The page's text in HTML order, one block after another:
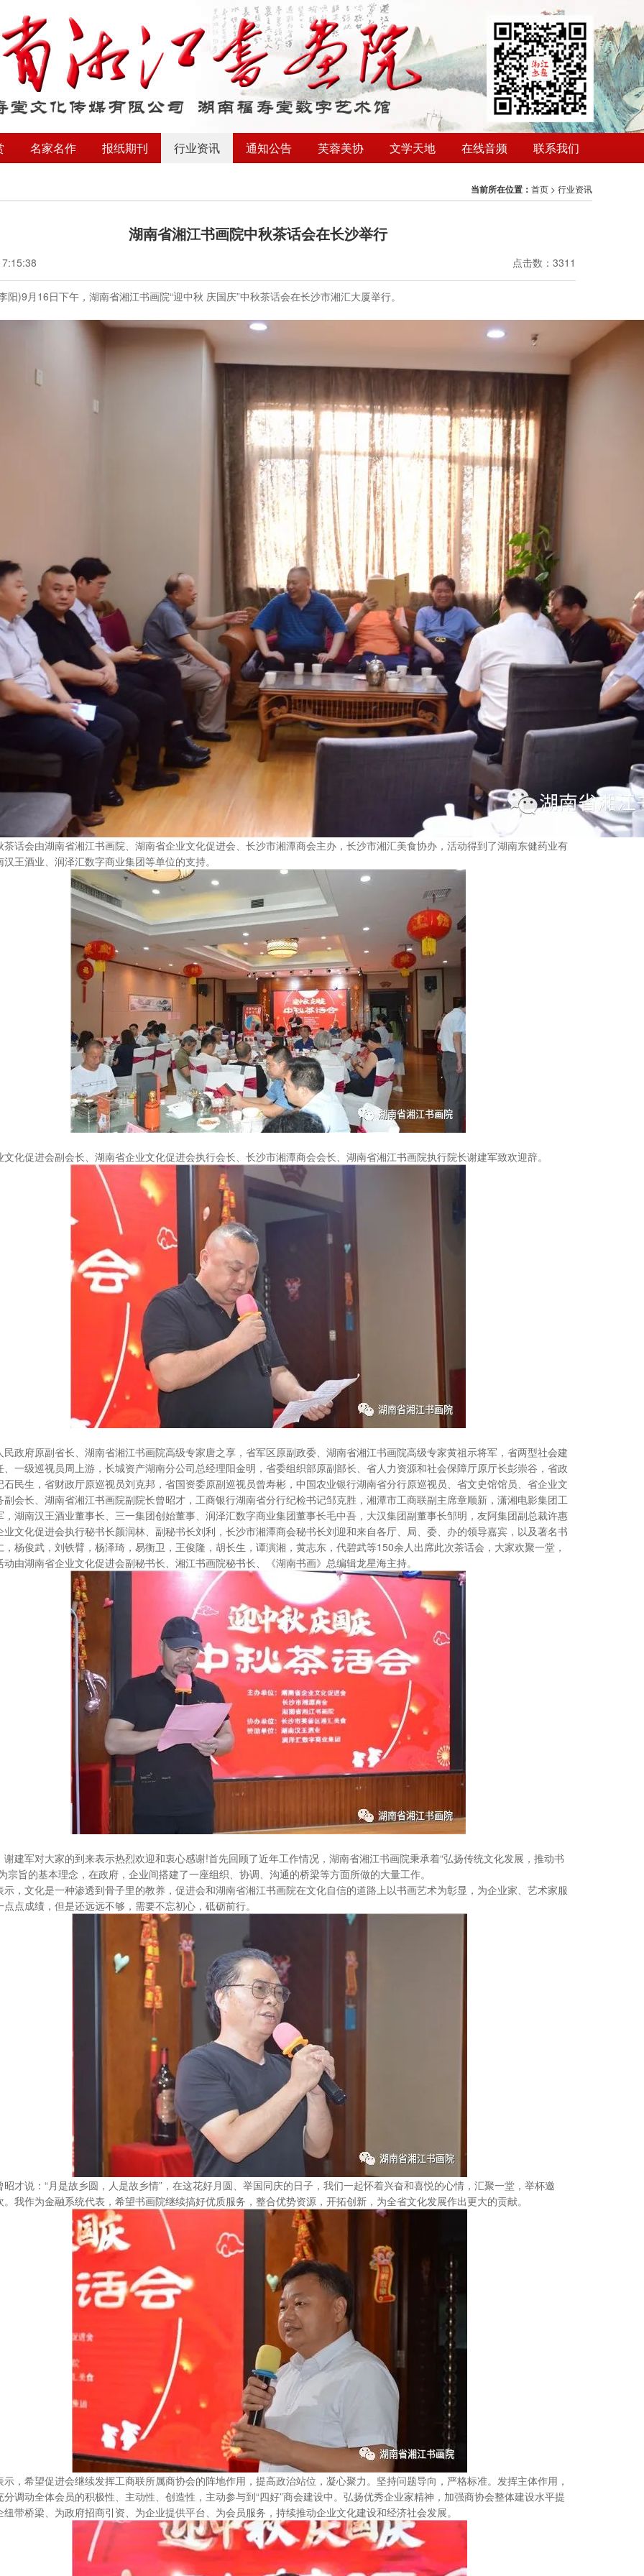
名家名作 报纸期刊 行业资讯 通知公告 芙蓉美协 文学天地 在线音频 联系我们
当前所在位置： 首页 > 行业资讯
湖南省湘江书画院中秋茶话会在长沙举行
点击数：3311
阳)9月 16日下午，湖南省湘江书画院“迎中秋 庆国庆”中秋茶话会在长沙市湘汇大厦举行。
茶话会由湖南省湘江书画院、湖南省企业文化促进会、长沙市湘潭商会主办，长沙市湘汇美食协办，活动得到了湖南东健药业有
王酒业、润泽汇数字商业集团等单位的支持。
文化促进会副会长、湖南省企业文化促进会执行会长、长沙市湘潭商会会长、湖南省湘江书画院执行院长谢建军致欢迎辞。
民政府原副省长、湖南省湘江书画院高级专家唐之享，省军区原副政委、湖南省湘江书画院高级专家黄祖示将军，省两型社会建
、一级巡视员周上游，长城资产湖南分公司总经理阳金明，省委组织部原副部长、省人力资源和社会保障厅原厅长彭崇谷，省政
石民生，省财政厅原巡视员刘克邦，省国资委原副巡视员曾寿彬，中国农业银行湖南省分行原巡视员、省文史馆馆员、省企业文
副会长、湖南省湘江书画院副院长曾昭才，工商银行湖南省分行纪检书记邹克胜，湘潭市工商联副主席章顺新，潇湘电影集团工
，湖南汉王酒业董事长、三一集团创始董事、润泽汇数字商业集团董事长毛中吾，大汉集团副董事长邹明，友阿集团副总裁许惠
业文化促进会执行秘书长颜润林、副秘书长刘利，长沙市湘潭商会秘书长刘迎和来自各厅、局、委、办的领导嘉宾，以及著名书
，杨俊武，刘铁臂，杨泽琦，易衡卫，王俊隆，胡长生，谭演湘，黄志东，代碧武等150余人出席此次茶话会，大家欢聚一堂，
由湖南省企业文化促进会副秘书长、湘江书画院秘书长、《湖南书画》总编辑龙星海主持。
谢建军对大家的到来表示热烈欢迎和衷心感谢!首先回顾了近年工作情况，湖南省湘江书画院秉承着“弘扬传统文化发展，推动书
宗旨的基本理念，在政府，企业间搭建了一座组织、协调、沟通的桥梁等方面所做的大量工作。
示，文化是一种渗透到骨子里的教养，促进会和湖南省湘江书画院在文化自信的道路上以书画艺术为彰显，为企业家、艺术家服
点成绩，但是还远远不够，需要不忘初心，砥砺前行。
昭才说：“月是故乡圆，人是故乡情”，在这花好月圆、举国同庆的日子，我们一起怀着兴奋和喜悦的心情，汇聚一堂，举杯邀
。我作为金融系统代表，希望书画院继续搞好优质服务，整合优势资源，开拓创新，为全省文化发展作出更大的贡献。
示，希望促进会继续发挥工商联所属商协会的阵地作用，提高政治站位，凝心聚力。坚持问题导向，严格标准。发挥主体作用，
分调动全体会员的积极性、主动性、创造性，主动参与到“四好”商会建设中。弘扬优秀企业家精神，加强商协会整体建设水平提
纽带桥梁、为政府招商引资、为企业提供平台、为会员服务，持续推动企业文化建设和经济社会发展。